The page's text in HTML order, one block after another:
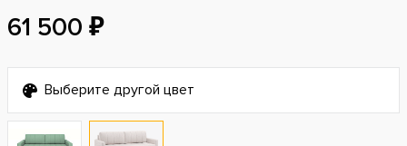
61 500 ₽
Выберите другой цвет